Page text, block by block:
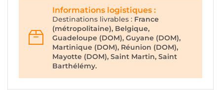
Informations logistiques :
Destinations livrables : France
(métropolitaine), Belgique,
Guadeloupe (DOM), Guyane (DOM),
Martinique (DOM), Réunion (DOM),
Mayotte (DOM), Saint Martin, Saint
Barthélémy.